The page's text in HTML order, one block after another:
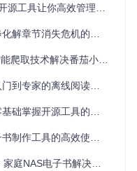
（一种主流的电子书标
生成多种格式文件，就
满足您在手机、平板、
需额外转换工具。
你高效管理本地阅读资源
节消失危机的终极方案
解决番茄小说离线阅读难题
家的离线阅读解决方案
源工具的一站式解决方案
工具的高效使用指南
NAS电子书解决方案